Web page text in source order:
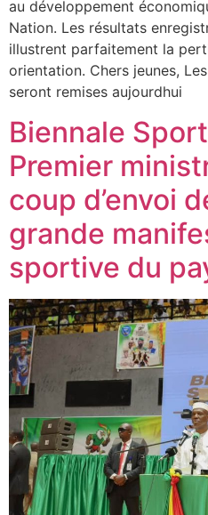
au développement
Nation. Les résultats
illustrent parfaitement la
orientation. Chers jeunes,
seront remises aujourdhui
Biennale
Premier
coup d’envoi
grande
sportive du